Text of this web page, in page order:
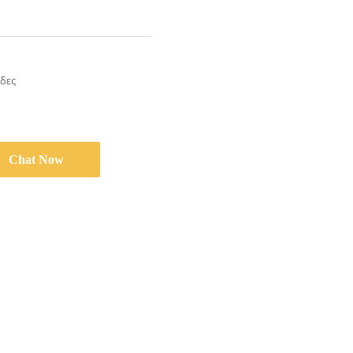
Chat Now